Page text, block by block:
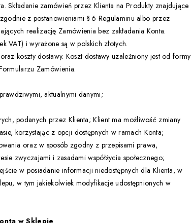
Składanie zamówień przez Klienta na Produkty znajdujące
z postanowieniami § 6 Regulaminu albo przez
realizację Zamówienia bez zakładania Konta.
VAT) i wyrażone są w polskich złotych.
koszty dostawy. Koszt dostawy uzależniony jest od formy
Zamówienia.
aktualnymi danymi;
podanych przez Klienta; Klient ma możliwość zmiany
korzystając z opcji dostępnych w ramach Konta;
oraz w sposób zgodny z przepisami prawa,
zwyczajami i zasadami współżycia społecznego;
w posiadanie informacji niedostępnych dla Klienta, w
w tym jakiekolwiek modyfikacje udostępnionych w
w Sklepie